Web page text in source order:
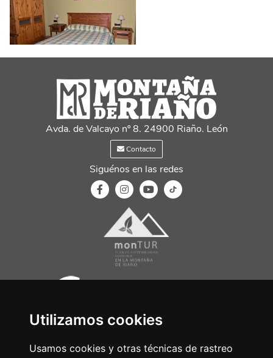
Utilizamos cookies
Usamos cookies y otras técnicas de rastreo
Avda. de Valcayo nº 8. 24900 Riaño. León
Contacto
Siguénos en las redes